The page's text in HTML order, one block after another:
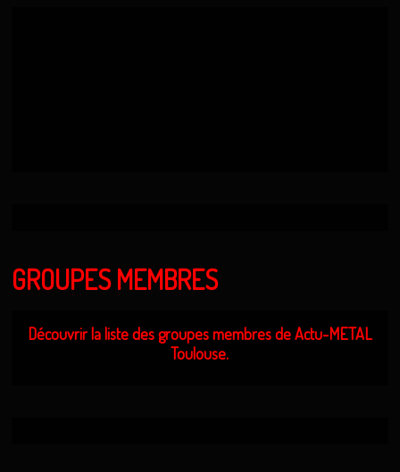
GROUPES MEMBRES
Découvrir la liste des groupes membres de Actu-METAL
Toulouse.